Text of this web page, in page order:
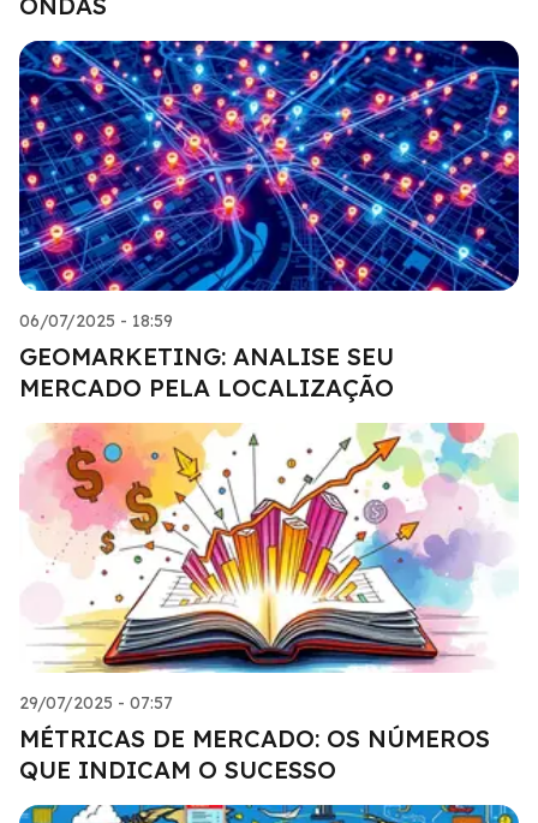
06/07/2025 - 18:59
GEOMARKETING: ANALISE SEU
MERCADO PELA LOCALIZAÇÃO
29/07/2025 - 07:57
MÉTRICAS DE MERCADO: OS NÚMEROS
QUE INDICAM O SUCESSO